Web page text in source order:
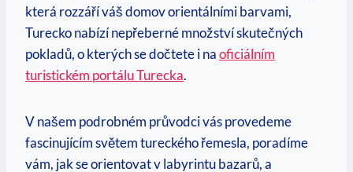
která rozzáří váš domov orientálními barvami,
Turecko nabízí nepřeberné množství skutečných
pokladů, o kterých se dočtete i naoficiálním
turistickém portálu Turecka.
V našem podrobném průvodci vás provedeme
fascinujícím světem tureckého řemesla, poradíme
vám, jak se orientovat v labyrintu bazarů, a